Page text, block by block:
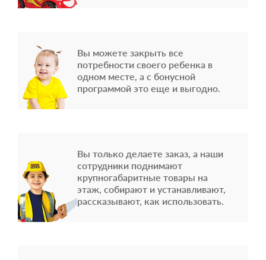
Вы можете закрыть все
потребности своего ребенка в
одном месте, а с бонусной
программой это еще и выгодно.
Вы только делаете заказ, а наши
сотрудники поднимают
крупногабаритные товары на
этаж, собирают и устанавливают,
рассказывают, как использовать.